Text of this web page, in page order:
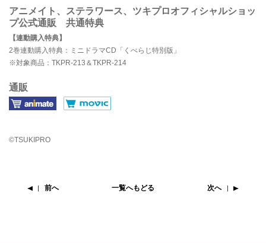
アニメイト、ステラワース、ツキプロオフィシャルショッ
プ公式通販 共通特典
【連動購入特典】
2巻連動購入特典：ミニドラマCD「くべらじ特別版」
※対象商品：TKPR-213＆TKPR-214
通販
©TSUKIPRO
前へ 一覧へもどる 次へ